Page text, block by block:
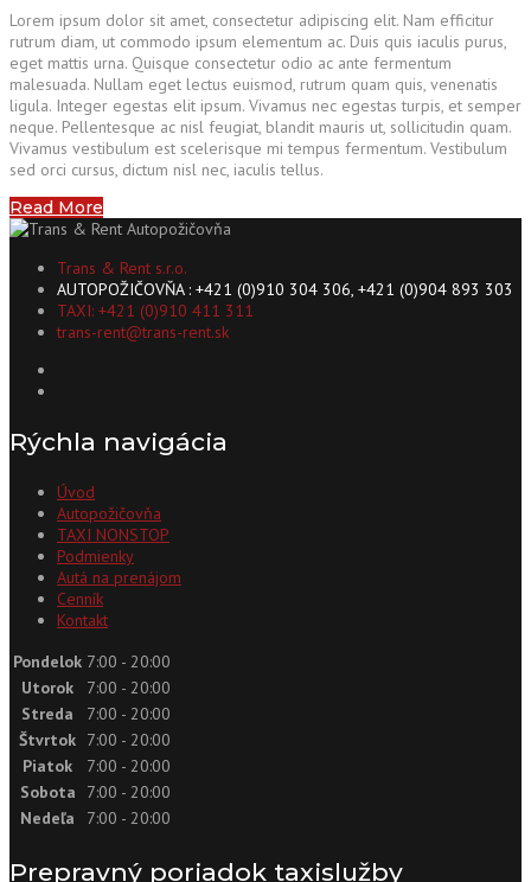
Lorem ipsum dolor sit amet, consectetur adipiscing elit. Nam efficitur
rutrum diam, ut commodo ipsum elementum ac. Duis quis iaculis purus,
eget mattis urna. Quisque consectetur odio ac ante fermentum
malesuada. Nullam eget lectus euismod, rutrum quam quis, venenatis
ligula. Integer egestas elit ipsum. Vivamus nec egestas turpis, et semper
neque. Pellentesque ac nisl feugiat, blandit mauris ut, sollicitudin quam.
Vivamus vestibulum est scelerisque mi tempus fermentum. Vestibulum
sed orci cursus, dictum nisl nec, iaculis tellus.
Read More
Trans & Rent s.r.o.
AUTOPOŽIČOVŇA : +421 (0)910 304 306, +421 (0)904 893 303
TAXI: +421 (0)910 411 311
trans-rent@trans-rent.sk
Rýchla navigácia
Úvod
Autopožičovňa
TAXI NONSTOP
Podmienky
Autá na prenájom
Cenník
Kontakt
Pondelok 7:00 - 20:00
Utorok
7:00 - 20:00
Streda
7:00 - 20:00
Štvrtok 7:00 - 20:00
Piatok
7:00 - 20:00
Sobota
7:00 - 20:00
Nedeľa
7:00 - 20:00
Prepravný poriadok taxislužby